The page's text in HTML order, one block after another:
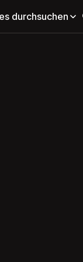
durchsuchen